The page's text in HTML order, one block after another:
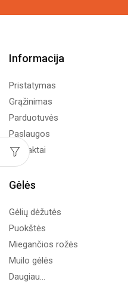
Informacija
Pristatymas
Grąžinimas
Parduotuvės
Paslaugos
Kontaktai
Gėlės
Gėlių dėžutės
Puokštės
Miegančios rožės
Muilo gėlės
Daugiau...